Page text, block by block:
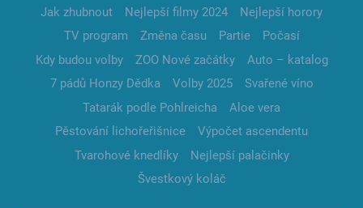
Jak zhubnout Nejlepší filmy 2024
Nejlepší horory
TV program
Změna času Partie
Počasí
Kdy budou volby
ZOO Nové začátky
Auto – katalog
7 pádů Honzy Dědka
Volby 2025
Svařené víno
Tatarák podle Pohlreicha
Aloe vera
Pěstování lichořeřišnice
Výpočet ascendentu
Tvarohové knedlíky
Nejlepší palačinky
Švestkový koláč